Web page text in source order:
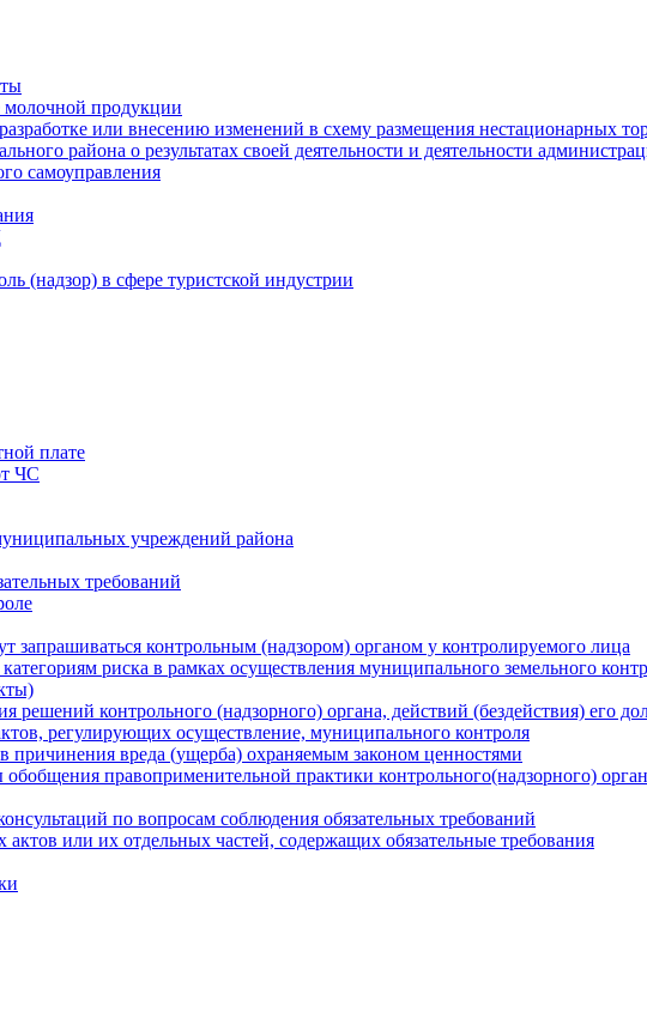
продукции
или внесению изменений в схему размещения нестационарных
района о результатах своей деятельности и деятельности
самоуправления
(надзор) в сфере туристской индустрии
плате
ЧС
учреждений района
требований
запрашиваться контрольным (надзором) органом у контролируемого лица
риска в рамках осуществления муниципального земельного
решений контрольного (надзорного) органа, действий (бездействия) его
регулирующих осуществление, муниципального контроля
вреда (ущерба) охраняемым законом ценностями
правоприменительной практики контрольного(надзорного)
по вопросам соблюдения обязательных требований
или их отдельных частей, содержащих обязательные требования